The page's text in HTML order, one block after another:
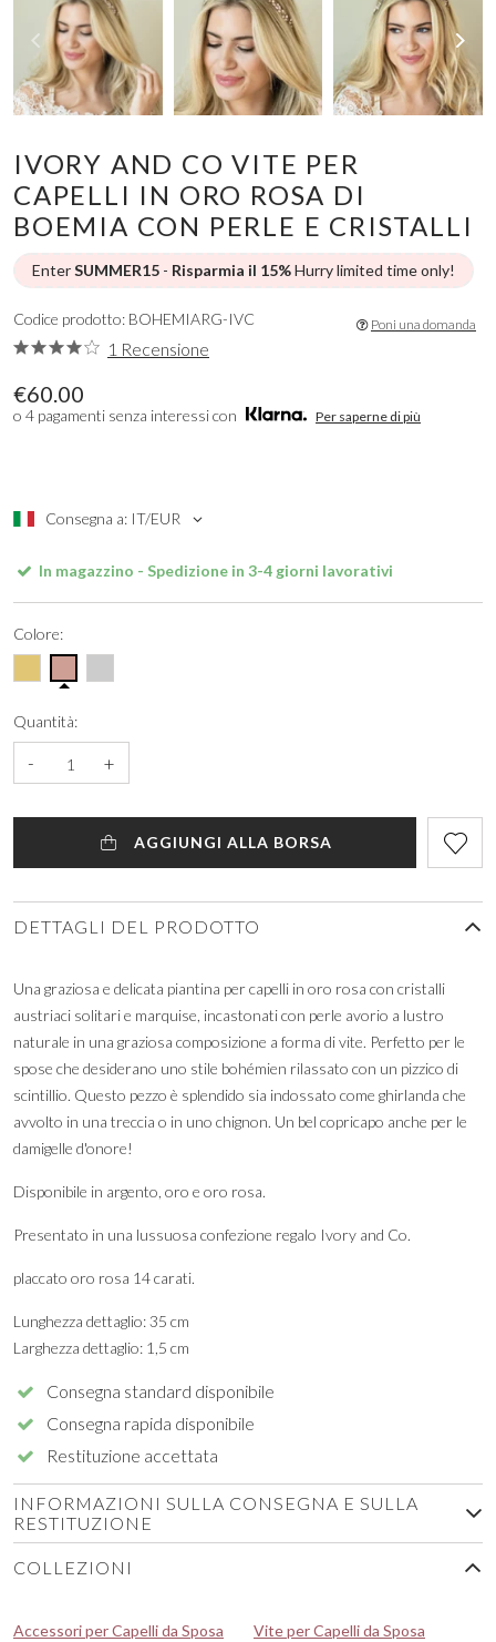
IVORY AND CO VITE PER
CAPELLI IN ORO ROSA DI
BOEMIA CON PERLE E CRISTALLI
EnterSUMMER15 - Risparmia il 15%Hurry limited time only!
€60.00
o 4 pagamenti senza interessi con Per saperne di più
Consegna a: IT/EUR
Codice prodotto: BOHEMIARG-IVC
1 Recensione
Poni una domanda
In magazzino - Spedizione in 3-4 giorni lavorativi
Colore:
Quantità:
- +
AGGIUNGI ALLA BORSA
DETTAGLI DEL PRODOTTO
Una graziosa e delicata piantina per capelli in oro rosa con cristalli
austriaci solitari e marquise, incastonati con perle avorio a lustro
naturale in una graziosa composizione a forma di vite. Perfetto per le
spose che desiderano uno stile bohémien rilassato con un pizzico di
scintillio. Questo pezzo è splendido sia indossato come ghirlanda che
avvolto in una treccia o in uno chignon. Un bel copricapo anche per le
damigelle d'onore!
Disponibile in argento, oro e oro rosa.
Presentato in una lussuosa confezione regalo Ivory and Co.
placcato oro rosa 14 carati.
Lunghezza dettaglio: 35 cm
Larghezza dettaglio: 1,5 cm
Consegna standard disponibile
Consegna rapida disponibile
Restituzione accettata
INFORMAZIONI SULLA CONSEGNA E SULLA
RESTITUZIONE
COLLEZIONI
Accessori per Capelli da Sposa Vite per Capelli da Sposa